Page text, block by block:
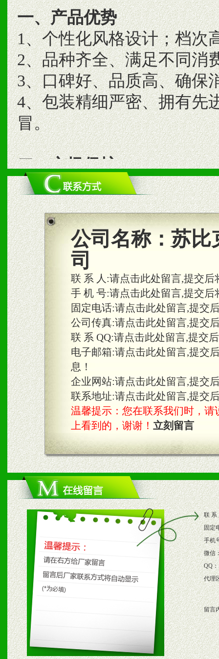
一、产品优势
1、个性化风格设计；档次
2、品种齐全、满足不同消
3、口碑好、品质高、确保
4、包装精细严密、拥有先
冒。
二、市场保护
1、统一市场价格；建立全
商利润。
2、区域独家经营；建立区
合作关系。
三、物料及媒体
1、免费提供体验及宣传彩
2、不定期在各大知名网站
知名度和影响力。
3、根据地方实际情况提供
具。
四、市场操作及支持
1、根据区域市场协助制定
2、根据具体情况公司给予
3、根据市场需要，派驻区
保产品顺利销售。
4、根据市场情况公司给予
购支持。
五、退换货制度
1、给予前期市场操作一定
2、对于临期，滞销品给予
公司名称： 苏比
司
联 系 人:请点击此处留言,提交
手 机 号:请点击此处留言,提交
固定电话:请点击此处留言,提交
公司传真:请点击此处留言,提交
联 系 QQ:请点击此处留言,提交
电子邮箱:请点击此处留言,提交
息！
企业网站:请点击此处留言,提交
联系地址:请点击此处留言,提交
温馨提示：您在联系我们时，请
上看到的，谢谢！ 立刻留言
联 系
固定
手机
微信
QQ：
代理
留言